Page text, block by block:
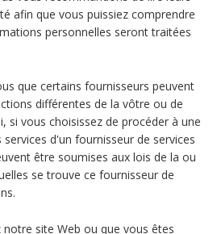
afin que vous puissiez comprendre
personnelles seront traitées
que certains fournisseurs peuvent
différentes de la vôtre ou de
si vous choisissez de procéder à une
d'un fournisseur de services
être soumises aux lois de la ou
se trouve ce fournisseur de
site Web ou que vous êtes